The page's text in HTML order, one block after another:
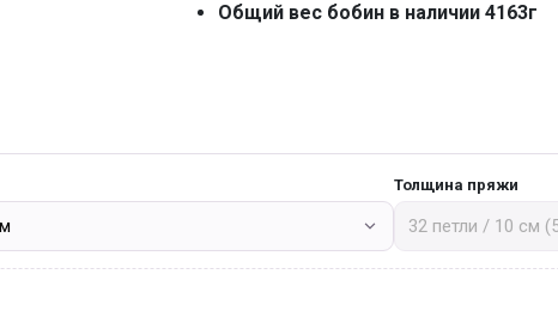
Общий вес бобин в наличии 4163г
Толщина пряжи